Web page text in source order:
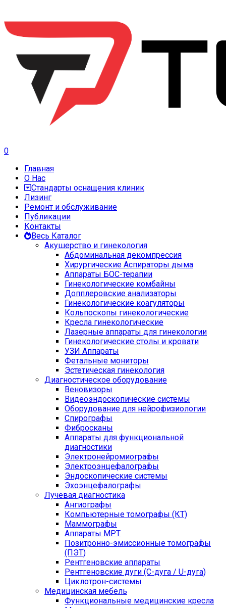
0
Главная
О Нас
Стандарты оснащения клиник
Лизинг
Ремонт и обслуживание
Публикации
Контакты
Весь Каталог
Акушерство и гинекология
Абдоминальная декомпрессия
Хирургические Аспираторы дыма
Аппараты БОС-терапии
Гинекологические комбайны
Допплеровские анализаторы
Гинекологические коагуляторы
Кольпоскопы гинекологические
Кресла гинекологические
Лазерные аппараты для гинекологии
Гинекологические столы и кровати
УЗИ Аппараты
Фетальные мониторы
Эстетическая гинекология
Диагностическое оборудование
Веновизоры
Видеоэндоскопические системы
Оборудование для нейрофизиологии
Спирографы
Фибросканы
Аппараты для функциональной
диагностики
Электронейромиографы
Электроэнцефалографы
Эндоскопические системы
Эхоэнцефалографы
Лучевая диагностика
Ангиографы
Компьютерные томографы (КТ)
Маммографы
Аппараты МРТ
Позитронно-эмиссионные томографы
(ПЭТ)
Рентгеновские аппараты
Рентгеновские дуги (С-дуга / U-дуга)
Циклотрон-системы
Медицинская мебель
Функциональные медицинские кресла